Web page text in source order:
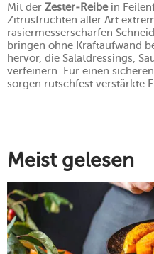
Mit der Zester-Reibein
Zitrusfrüchten aller Art
rasiermesserscharfen
bringen ohne Kraftaufwand
hervor, die Salatdressings,
verfeinern. Für einen
sorgen rutschfest verstärkte
Meist gelesen